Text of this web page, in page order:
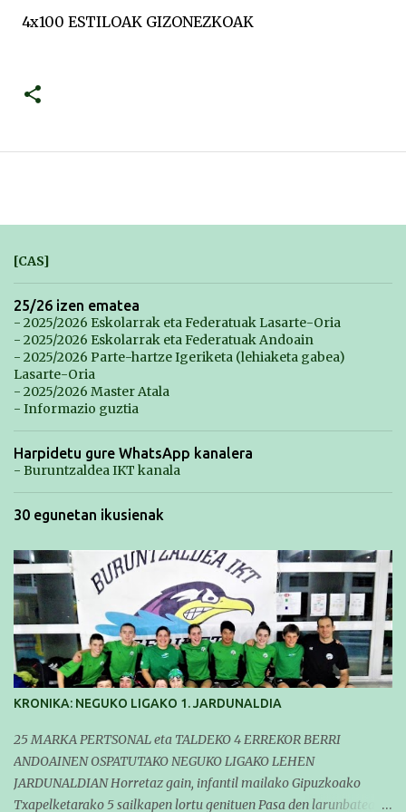
4x100 ESTILOAK GIZONEZKOAK
[CAS]
25/26 izen ematea
- 2025/2026 Eskolarrak eta Federatuak Lasarte-Oria
- 2025/2026 Eskolarrak eta Federatuak Andoain
- 2025/2026 Parte-hartze Igeriketa (lehiaketa gabea)
Lasarte-Oria
- 2025/2026 Master Atala
- Informazio guztia
Harpidetu gure WhatsApp kanalera
- Buruntzaldea IKT kanala
30 egunetan ikusienak
KRONIKA: NEGUKO LIGAKO 1. JARDUNALDIA
25 MARKA PERTSONAL eta TALDEKO 4 ERREKOR BERRI
ANDOAINEN OSPATUTAKO NEGUKO LIGAKO LEHEN
JARDUNALDIAN Horretaz gain, infantil mailako Gipuzkoako
Txapelketarako 5 sailkapen lortu genituen Pasa den larunbatean